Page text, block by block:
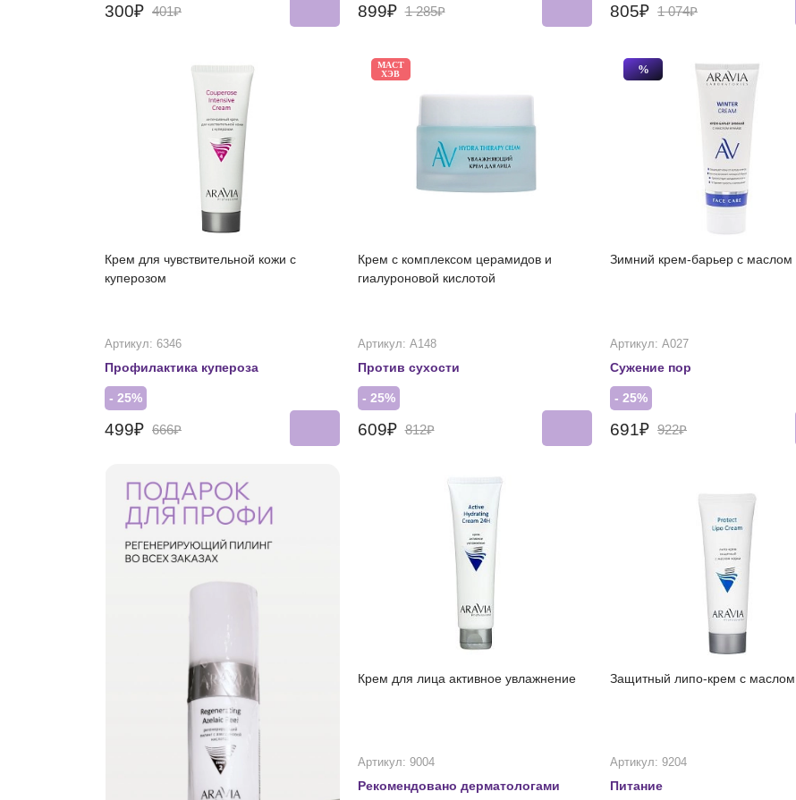
300₽ 401₽ 899₽ 1 285₽ 805₽ 1 074₽
Крем для чувствительной кожи с
куперозом
Артикул: 6346
Профилактика купероза
- 25%
499₽ 666₽
МАСТ
ХЭВ
Крем с комплексом церамидов и
гиалуроновой кислотой
Артикул: А148
Против сухости
- 25%
609₽ 812₽
%
Зимний крем-барьер c маслом
Артикул: А027
Сужение пор
- 25%
691₽ 922₽
Крем для лица активное увлажнение
Артикул: 9004
Рекомендовано дерматологами
Защитный липо-крем с маслом
Артикул: 9204
Питание